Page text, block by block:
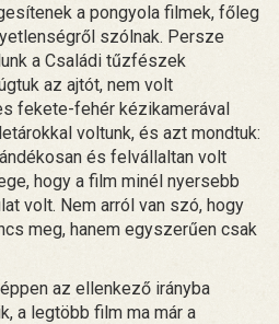
a pongyola filmek, főleg
szólnak. Persze
a Családi tűzfészek
az ajtót, nem volt
fekete-fehér kézikamerával
voltunk, és azt mondtuk:
és felvállaltan volt
hogy a film minél nyersebb
volt. Nem arról van szó, hogy
meg, hanem egyszerűen csak
az ellenkező irányba
a legtöbb film ma már a